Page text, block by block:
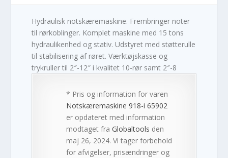
Hydraulisk notskæremaskine. Frembringer noter
til rørkoblinger. Komplet maskine med 15 tons
hydraulikenhed og stativ. Udstyret med støtterulle
til stabilisering af røret. Værktøjskasse og
trykruller til 2″-12″ i kvalitet 10-rør samt 2″-8
* Pris og information for varen
Notskæremaskine 918-i 65902
er opdateret med information
modtaget fraGlobaltools den
maj 26, 2024. Vi tager forbehold
for afvigelser, prisændringer og